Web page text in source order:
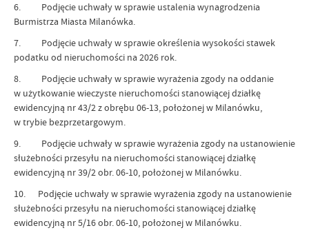
6. Podjęcie uchwały w sprawie ustalenia wynagrodzenia
Burmistrza Miasta Milanówka.
7. Podjęcie uchwały w sprawie określenia wysokości stawek
podatku od nieruchomości na 2026 rok.
8. Podjęcie uchwały w sprawie wyrażenia zgody na oddanie
w użytkowanie wieczyste nieruchomości stanowiącej działkę
ewidencyjną nr 43/2 z obrębu 06-13, położonej w Milanówku,
w trybie bezprzetargowym.
9. Podjęcie uchwały w sprawie wyrażenia zgody na ustanowienie
służebności przesyłu na nieruchomości stanowiącej działkę
ewidencyjną nr 39/2 obr. 06-10, położonej w Milanówku.
10. Podjęcie uchwały w sprawie wyrażenia zgody na ustanowienie
służebności przesyłu na nieruchomości stanowiącej działkę
ewidencyjną nr 5/16 obr. 06-10, położonej w Milanówku.